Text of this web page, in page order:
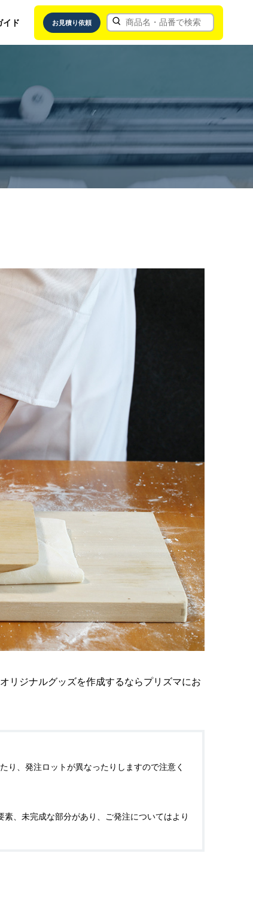
イド お見積り依頼
リジナルグッズを作成するならプリズマにお
り、発注ロットが異なったりしますので注意く
、未完成な部分があり、ご発注についてはより